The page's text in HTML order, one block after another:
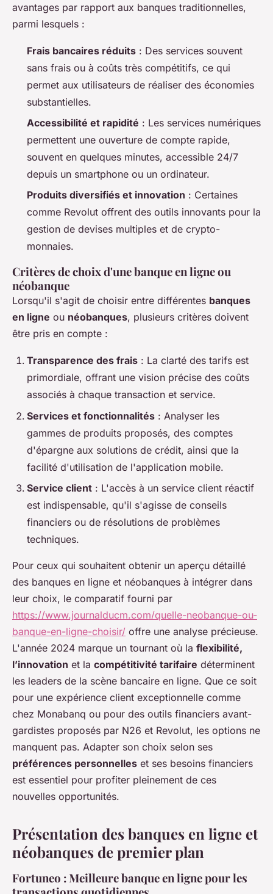
avantages par rapport aux banques traditionnelles,
parmi lesquels :
Frais bancaires réduits : Des services souvent
sans frais ou à coûts très compétitifs, ce qui
permet aux utilisateurs de réaliser des économies
substantielles.
Accessibilité et rapidité : Les services numériques
permettent une ouverture de compte rapide,
souvent en quelques minutes, accessible 24/7
depuis un smartphone ou un ordinateur.
Produits diversifiés et innovation : Certaines
comme Revolut offrent des outils innovants pour la
gestion de devises multiples et de crypto-
monnaies.
Critères de choix d'une banque en ligne ou
néobanque
Lorsqu'il s'agit de choisir entre différentes banques
en ligne ou néobanques, plusieurs critères doivent
être pris en compte :
Transparence des frais : La clarté des tarifs est
primordiale, offrant une vision précise des coûts
associés à chaque transaction et service.
Services et fonctionnalités : Analyser les
gammes de produits proposés, des comptes
d'épargne aux solutions de crédit, ainsi que la
facilité d'utilisation de l'application mobile.
Service client : L'accès à un service client réactif
est indispensable, qu'il s'agisse de conseils
financiers ou de résolutions de problèmes
techniques.
Pour ceux qui souhaitent obtenir un aperçu détaillé
des banques en ligne et néobanques à intégrer dans
leur choix, le comparatif fourni par
https://www.journalducm.com/quelle-neobanque-ou-
banque-en-ligne-choisir/ offre une analyse précieuse.
L'année 2024 marque un tournant où la flexibilité,
l’innovation et la compétitivité tarifaire déterminent
les leaders de la scène bancaire en ligne. Que ce soit
pour une expérience client exceptionnelle comme
chez Monabanq ou pour des outils financiers avant-
gardistes proposés par N26 et Revolut, les options ne
manquent pas. Adapter son choix selon ses
préférences personnelles et ses besoins financiers
est essentiel pour profiter pleinement de ces
nouvelles opportunités.
Présentation des banques en ligne et
néobanques de premier plan
Fortuneo : Meilleure banque en ligne pour les